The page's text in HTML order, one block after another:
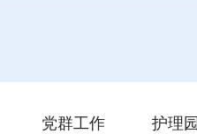
党群工作 护理